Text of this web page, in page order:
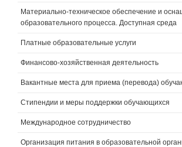
Материально-техническое обеспечение и
образовательного процесса. Доступная среда
Платные образовательные услуги
Финансово-хозяйственная деятельность
Вакантные места для приема (перевода)
Стипендии и меры поддержки обучающихся
Международное сотрудничество
Организация питания в образовательной